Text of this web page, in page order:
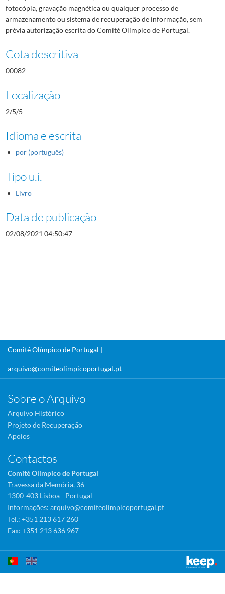
fotocópia, gravação magnética ou qualquer processo de
armazenamento ou sistema de recuperação de informação, sem
prévia autorização escrita do Comité Olímpico de Portugal.
Cota descritiva
00082
Localização
2/5/5
Idioma e escrita
por (português)
Tipo u.i.
Livro
Data de publicação
02/08/2021 04:50:47
Comité Olímpico de Portugal |
arquivo@comiteolimpicoportugal.pt
Sobre o Arquivo
Arquivo Histórico
Projeto de Recuperação
Apoios
Contactos
Comité Olímpico de Portugal
Travessa da Memória, 36
1300-403 Lisboa - Portugal
Informações: arquivo@comiteolimpicoportugal.pt
Tel.: +351 213 617 260
Fax: +351 213 636 967